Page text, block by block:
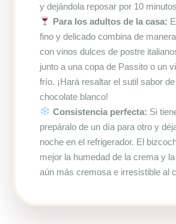
y dejándola reposar por 10
Para los adultos de la casa:
fino y delicado combina de
con vinos dulces de postre
junto a una copa de Passito o un
frío. ¡Hará resaltar el sutil sabor
chocolate blanco!
Consistencia perfecta: Si
prepáralo de un día para otro y
noche en el refrigerador. El
mejor la humedad de la crema y
aún más cremosa e irresistible al